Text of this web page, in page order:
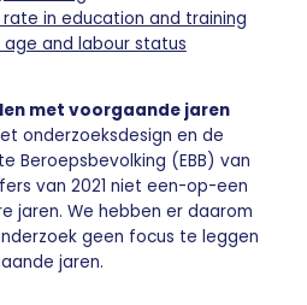
in education and training
and labour status
met voorgaande jaren
onderzoeksdesign en de
Beroepsbevolking (EBB) van
van 2021 niet een-op-een
jaren. We hebben er daarom
geen focus te leggen
jaren.